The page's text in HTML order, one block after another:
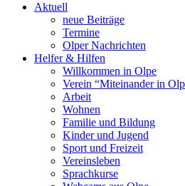
Aktuell
neue Beiträge
Termine
Olper Nachrichten
Helfer & Hilfen
Willkommen in Olpe
Verein “Miteinander in
Arbeit
Wohnen
Familie und Bildung
Kinder und Jugend
Sport und Freizeit
Vereinsleben
Sprachkurse